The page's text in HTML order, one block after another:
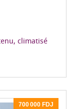
climatisé
700 000 FDJ